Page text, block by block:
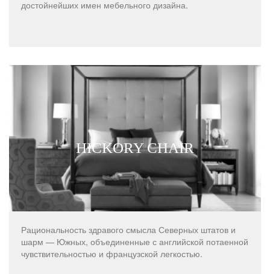
достойнейших имен мебельного дизайна.
HICKORY CHAIR
Рациональность здравого смысла Северных штатов и
шарм — Южных, объединенные с английской потаенной
чувствительностью и французской легкостью.